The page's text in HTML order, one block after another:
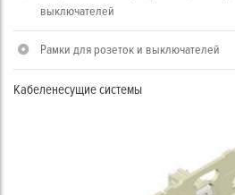
выключателей
Рамки для розеток и выключателей
Кабеленесущие системы